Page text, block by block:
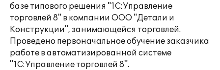
базе типового решения "1С:Управление
торговлей 8" в компании ООО "Детали и
Конструкции", занимающейся торговлей.
Проведено первоначальное обучение заказчика
работе в автоматизированной системе
"1С:Управление торговлей 8".